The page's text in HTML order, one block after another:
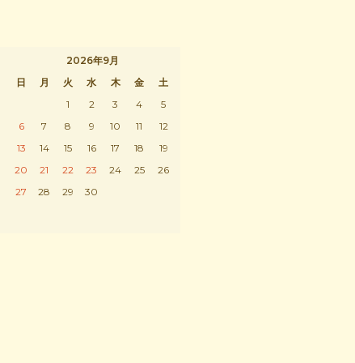
2026年9月
日
月 火 水 木 金
土
1
2 3 4
5
6
7 8 9 10 11
12
13
14 15 16 17 18
19
20
21 22 23 24 25
26
27
28 29 30